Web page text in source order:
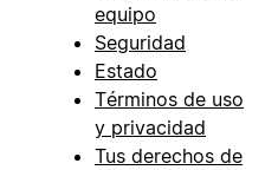
equipo
Seguridad
Estado
Términos de uso
y privacidad
Tus derechos de